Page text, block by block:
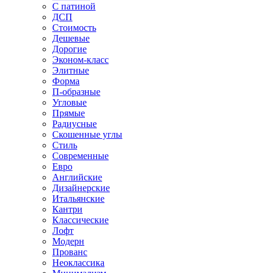
С патиной
ДСП
Стоимость
Дешевые
Дорогие
Эконом-класс
Элитные
Форма
П-образные
Угловые
Прямые
Радиусные
Скошенные углы
Стиль
Современные
Евро
Английские
Дизайнерские
Итальянские
Кантри
Классические
Лофт
Модерн
Прованс
Неоклассика